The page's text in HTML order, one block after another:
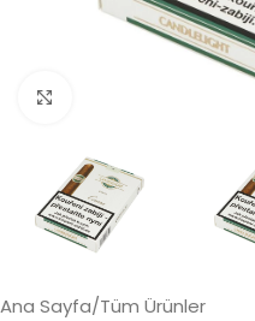
Ana Sayfa/Tüm Ürünler